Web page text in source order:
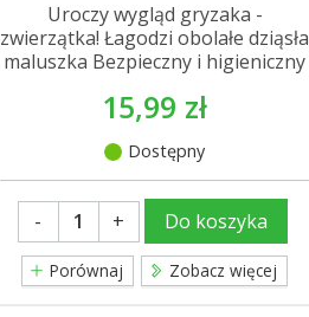
Uroczy wygląd gryzaka -
zwierzątka! Łagodzi obolałe dziąsła
maluszka Bezpieczny i higieniczny
15,99 zł
Dostępny
- + Do koszyka
Porównaj Zobacz więcej